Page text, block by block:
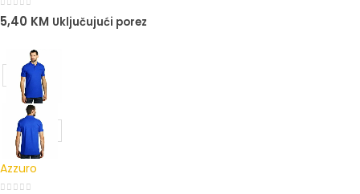
0out of 5
5,40 KM Uključujući porez
Azzuro